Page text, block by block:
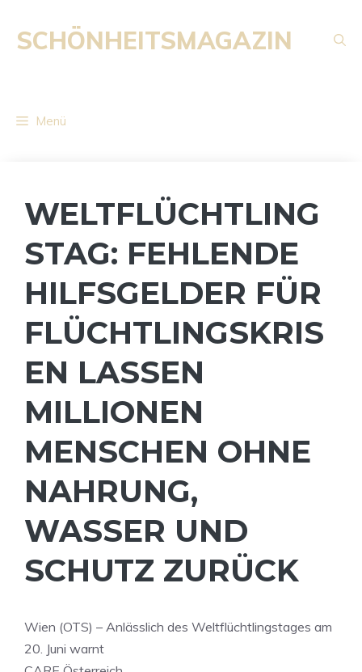
Inhalt
springen
SCHÖNHEITSMAGAZIN
Menü
WELTFLÜCHTLING
STAG: FEHLENDE
HILFSGELDER FÜR
FLÜCHTLINGSKRIS
EN LASSEN
MILLIONEN
MENSCHEN OHNE
NAHRUNG,
WASSER UND
SCHUTZ ZURÜCK
Wien (OTS) – Anlässlich des Weltflüchtlingstages am
20. Juni warnt